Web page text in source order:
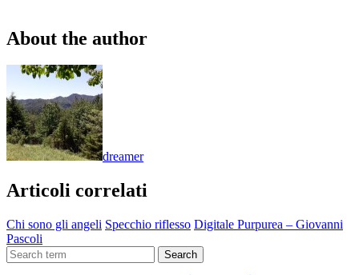
About the author
dreamer
Articoli correlati
Chi sono gli angeli Specchio riflesso Digitale Purpurea – Giovanni
Pascoli
Search